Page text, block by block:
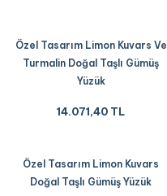
Özel Tasarım Limon Kuvars Ve
Turmalin Doğal Taşlı Gümüş
Yüzük
14.071,40 TL
Özel Tasarım Limon Kuvars
Doğal Taşlı Gümüş Yüzük